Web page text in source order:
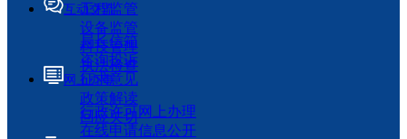
工程监管
设备监管
科技管理
执法检查
互动交流
局长信箱
咨询投诉
征求意见
政策解读
回应关切
网上办事
行政许可网上办理
在线申请信息公开